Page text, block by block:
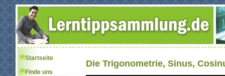
Startseite
Finde uns
Die Trigonometrie, Sinus,